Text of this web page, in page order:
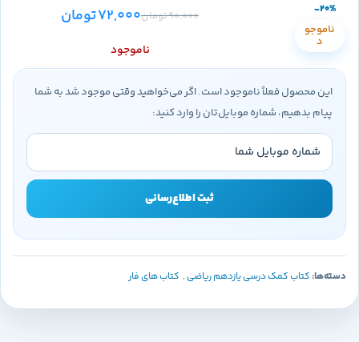
-20%
ناموجو
د
90,000تومان72,000تومان
ناموجود
این محصول فعلاً ناموجود است. اگر می‌خواهید وقتی موجود شد به شما
پیام بدهیم، شماره موبایل‌تان را وارد کنید:
ثبت اطلاع‌رسانی
دسته‌ها:کتاب کمک درسی یازدهم ریاضی , کتاب های فار